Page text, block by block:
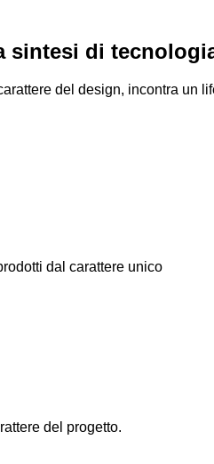
di
del design, incontra
dal carattere unico
del progetto.